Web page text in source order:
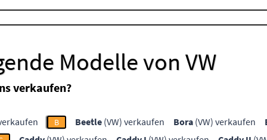
Modelle von VW
verkaufen?
B Beetle (VW) verkaufen Bora (VW) verkaufen